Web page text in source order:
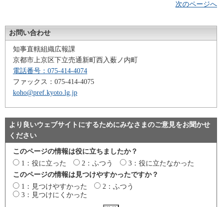
次のページへ
お問い合わせ
知事直轄組織広報課
京都市上京区下立売通新町西入薮ノ内町
電話番号：075-414-4074
ファックス：075-414-4075
koho@pref.kyoto.lg.jp
より良いウェブサイトにするためにみなさまのご意見をお聞かせ
ください
このページの情報は役に立ちましたか？
1：役に立った
2：ふつう
3：役に立たなかった
このページの情報は見つけやすかったですか？
1：見つけやすかった
2：ふつう
3：見つけにくかった